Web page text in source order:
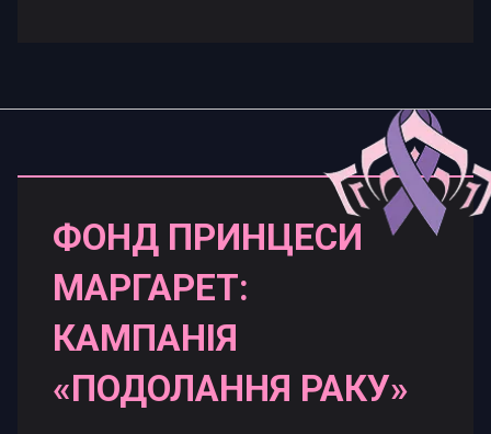
ФОНД ПРИНЦЕСИ
МАРГАРЕТ:
КАМПАНІЯ
«ПОДОЛАННЯ РАКУ»